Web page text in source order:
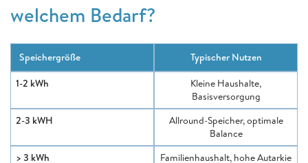
welchem Bedarf?
Speichergröße
Typischer Nutzen
1-2 kWh
Kleine Haushalte,
Basisversorgung
2-3 kWH
Allround-Speicher, optimale
Balance
> 3 kWh
Familienhaushalt, hohe Autarkie